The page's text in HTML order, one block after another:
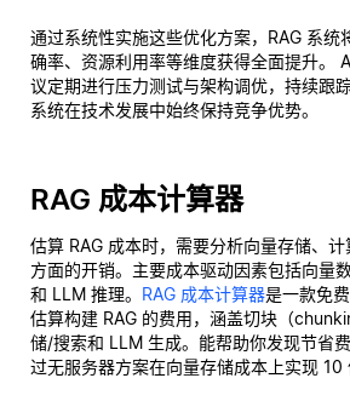
通过系统性实施这些优化方案，RAG 系统
确率、资源利用率等维度获得全面提升。
议定期进行压力测试与架构调优，持续跟
系统在技术发展中始终保持竞争优势。
RAG 成本计算器
估算 RAG 成本时，需要分析向量存储、
方面的开销。主要成本驱动因素包括向量
和 LLM 推理。 RAG 成本计算器是一款免
估算构建 RAG 的费用，涵盖切块（
储/搜索和 LLM 生成。能帮助你发现节省
过无服务器方案在向量存储成本上实现 10